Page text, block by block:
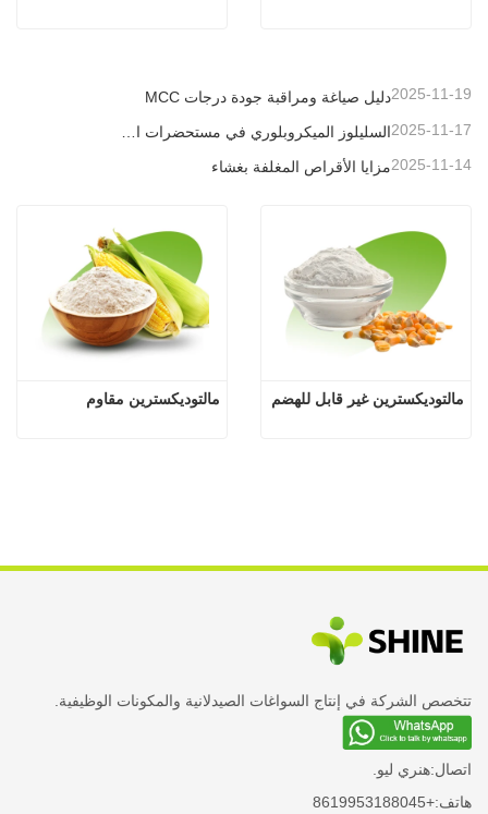
دليل صياغة ومراقبة جودة درجات MCC2025-11-19
2025-11-17
مزايا الأقراص المغلفة بغشاء2025-11-14
مالتوديكسترين مقاوم مالتوديكسترين غير قابل للهضم
تتخصص الشركة في إنتاج السواغات الصيدلانية والمكونات الوظيفية.
اتصال:هنري ليو.
هاتف:+8619953188045